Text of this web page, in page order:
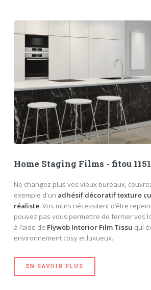
Home Staging Films - fitou
Ne changez plus vos vieux bureaux,
exemple d'un adhésif décoratif texture
réaliste. Vos murs nécessitent d’être
pouvez pas vous permettre de fermer vos
à l’aide de Flyweb Interior Film Tissu qui
environnement cosy et luxueux.
EN SAVOIR PLUS